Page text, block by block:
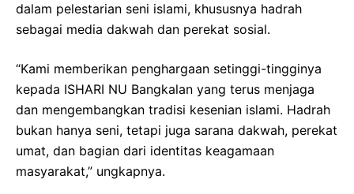
dalam pelestarian seni islami, khususnya hadrah
sebagai media dakwah dan perekat sosial.
“Kami memberikan penghargaan setinggi-tingginya
kepada ISHARI NU Bangkalan yang terus menjaga
dan mengembangkan tradisi kesenian islami. Hadrah
bukan hanya seni, tetapi juga sarana dakwah, perekat
umat, dan bagian dari identitas keagamaan
masyarakat,” ungkapnya.